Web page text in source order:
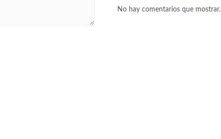
No hay comentarios que mostrar.